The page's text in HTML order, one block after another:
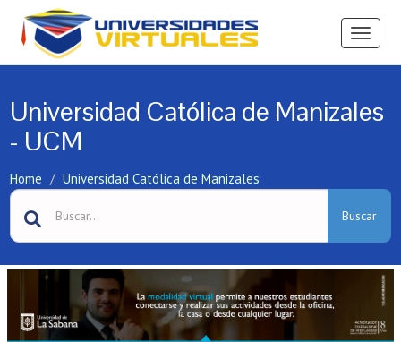
Ver
Universidad Católica de Manizales
- UCM
Home Universidad Católica de Manizales
Buscar